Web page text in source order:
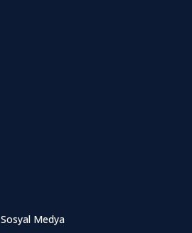
Sosyal Medya